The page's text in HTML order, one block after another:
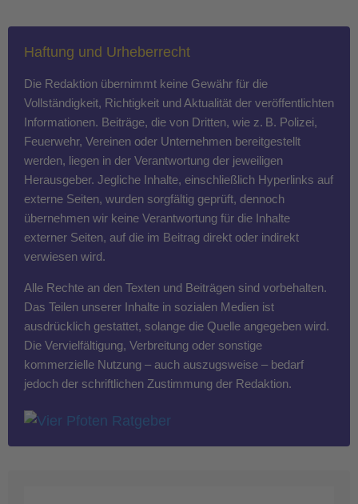
Haftung und Urheberrecht
Die Redaktion übernimmt keine Gewähr für die
Vollständigkeit, Richtigkeit und Aktualität der veröffentlichten
Informationen. Beiträge, die von Dritten, wie z. B. Polizei,
Feuerwehr, Vereinen oder Unternehmen bereitgestellt
werden, liegen in der Verantwortung der jeweiligen
Herausgeber. Jegliche Inhalte, einschließlich Hyperlinks auf
externe Seiten, wurden sorgfältig geprüft, dennoch
übernehmen wir keine Verantwortung für die Inhalte
externer Seiten, auf die im Beitrag direkt oder indirekt
verwiesen wird.
Alle Rechte an den Texten und Beiträgen sind vorbehalten.
Das Teilen unserer Inhalte in sozialen Medien ist
ausdrücklich gestattet, solange die Quelle angegeben wird.
Die Vervielfältigung, Verbreitung oder sonstige
kommerzielle Nutzung – auch auszugsweise – bedarf
jedoch der schriftlichen Zustimmung der Redaktion.